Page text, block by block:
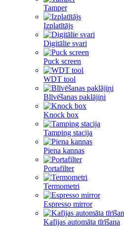
Tamper
Izplatītājs
Digitālie svari
Puck screen
WDT tool
Blīvēšanas paklājiņi
Knock box
Tamping stacija
Piena kannas
Portafilter
Termometri
Espresso mirror
Kafijas automāta tīrīšana